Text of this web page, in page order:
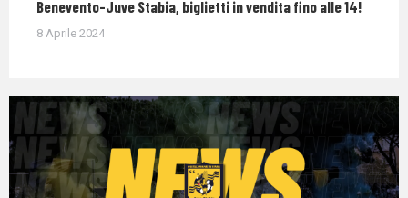
Benevento-Juve Stabia, biglietti in vendita fino alle 14!
8 Aprile 2024